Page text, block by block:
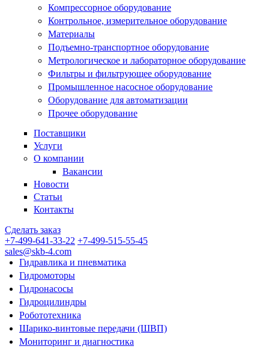
Компрессорное оборудование
Контрольное, измерительное оборудование
Материалы
Подъемно-транспортное оборудование
Метрологическое и лабораторное оборудование
Фильтры и фильтрующее оборудование
Промышленное насосное оборудование
Оборудование для автоматизации
Прочее оборудование
Поставщики
Услуги
О компании
Вакансии
Новости
Статьи
Контакты
Сделать заказ
+7-499-641-33-22 +7-499-515-55-45
sales@skb-4.com
Гидравлика и пневматика
Гидромоторы
Гидронасосы
Гидроцилиндры
Робототехника
Шарико-винтовые передачи (ШВП)
Мониторинг и диагностика